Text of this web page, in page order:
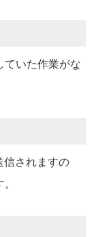
ていた作業がな
信されますの